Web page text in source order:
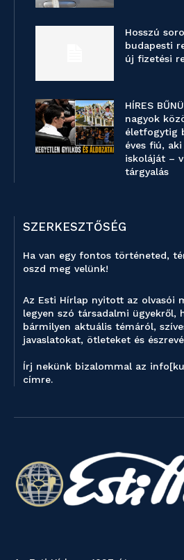
Hosszú
budapesti
új fizetési
HÍRES
nagyok
életfogytig
éves fiú,
iskoláját –
tárgyalás
SZERKESZTŐSÉG
Ha van egy fontos történeted,
oszd meg velünk!
Az Esti Hírlap nyitott az olvasói
legyen szó társadalmi ügyekről,
bármilyen aktuális témáról,
javaslatokat, ötleteket és
Írj nekünk bizalommal az
címre.